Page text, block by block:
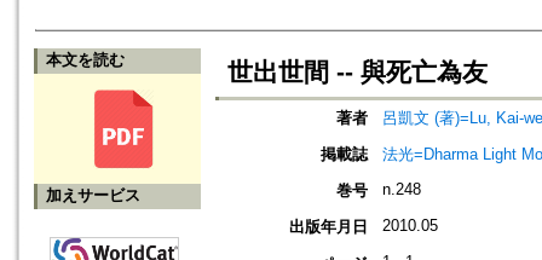
本文を読む
加えサービス
世出世間 -- 與死亡為友
著者
呂凱文 (著)=Lu, Kai-
掲載誌
法光=Dharma Light
巻号
n.248
出版年月日 2010.05